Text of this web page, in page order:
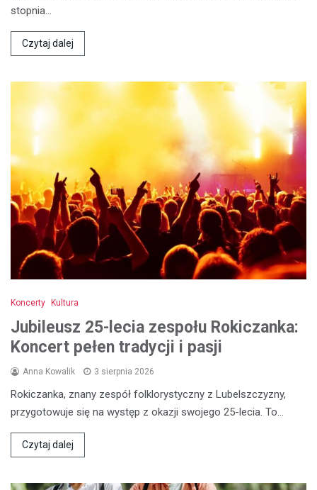
stopnia…
Czytaj dalej
Koncerty Kultura
Jubileusz 25-lecia zespołu Rokiczanka:
Koncert pełen tradycji i pasji
Anna Kowalik 3 sierpnia 2026
Rokiczanka, znany zespół folklorystyczny z Lubelszczyzny,
przygotowuje się na występ z okazji swojego 25-lecia. To…
Czytaj dalej